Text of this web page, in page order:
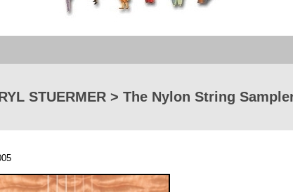
STUERMER > The Nylon String